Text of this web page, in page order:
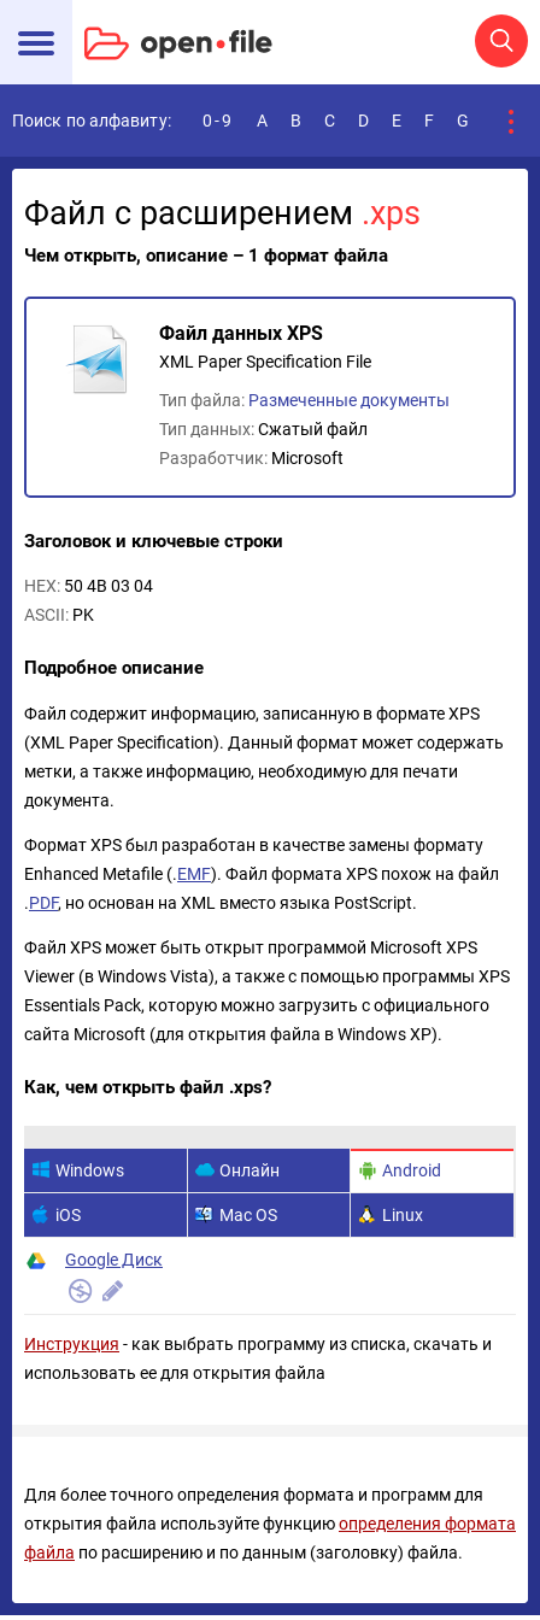
Поиск по алфавиту: 0-9 A B C D E F G
Файл с расширением .xps
Чем открыть, описание – 1 формат файла
Файл данных XPS
XML Paper Specification File
Тип файла: Размеченные документы
Тип данных:Сжатый файл
Разработчик: Microsoft
Заголовок и ключевые строки
HEX: 50 4B 03 04
ASCII: PK
Подробное описание
Файл содержит информацию, записанную в формате XPS
(XML Paper Specification). Данный формат может содержать
метки, а также информацию, необходимую для печати
документа.
Формат XPS был разработан в качестве замены формату
Enhanced Metafile (.EMF). Файл формата XPS похож на файл
.PDF, но основан на XML вместо языка PostScript.
Файл XPS может быть открыт программой Microsoft XPS
Viewer (в Windows Vista), а также с помощью программы XPS
Essentials Pack, которую можно загрузить с официального
сайта Microsoft (для открытия файла в Windows XP).
Как, чем открыть файл .xps?
Windows Онлайн Android
iOS Mac OS Linux
Google Диск
Инструкция - как выбрать программу из списка, скачать и
использовать ее для открытия файла
Для более точного определения формата и программ для
открытия файла используйте функциюопределения формата
файла по расширению и по данным (заголовку) файла.